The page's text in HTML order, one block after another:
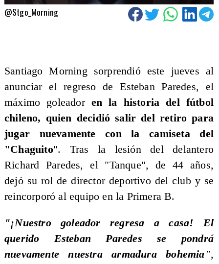
@Stgo_Morning
Santiago Morning sorprendió este jueves al
anunciar el regreso de Esteban Paredes, el
máximo goleador en la historia del fútbol
chileno, quien decidió salir del retiro para
jugar nuevamente con la camiseta del
"Chaguito". Tras la lesión del delantero
Richard Paredes, el "Tanque", de 44 años,
dejó su rol de director deportivo del club y se
reincorporó al equipo en la Primera B.
"¡Nuestro goleador regresa a casa! El
querido Esteban Paredes se pondrá
nuevamente nuestra armadura bohemia",